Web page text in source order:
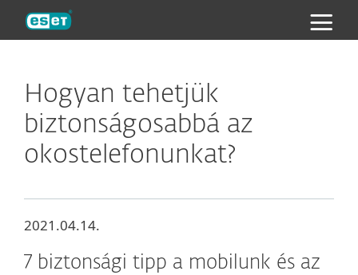
Hogyan tehetjük
biztonságosabbá az
okostelefonunkat?
2021.04.14.
7 biztonsági tipp a mobilunk és az
ESET